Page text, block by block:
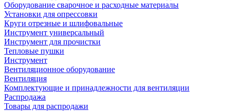
Оборудование сварочное и расходные материалы
Установки для опрессовки
Круги отрезные и шлифовальные
Инструмент универсальный
Инструмент для прочистки
Тепловые пушки
Инструмент
Вентиляционное оборудование
Вентиляция
Комплектующие и принадлежности для вентиляции
Распродажа
Товары для распродажи